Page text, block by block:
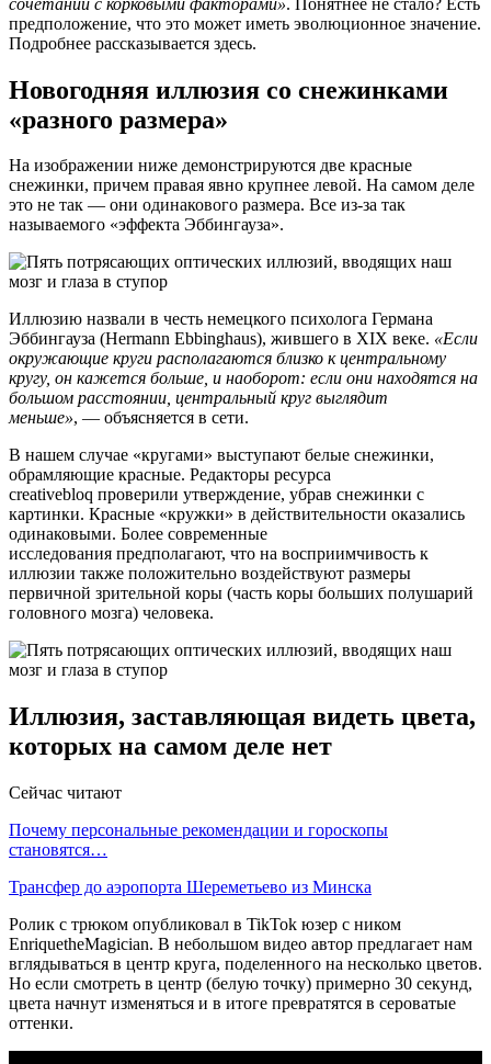
предположение, что это может иметь эволюционное значение.
Подробнее рассказывается здесь.
Новогодняя иллюзия со снежинками
«разного размера»
На изображении ниже демонстрируются две красные
снежинки, причем правая явно крупнее левой. На самом деле
это не так — они одинакового размера. Все из-за так
называемого «эффекта Эббингауза».
Иллюзию назвали в честь немецкого психолога Германа
Эббингауза (Hermann Ebbinghaus), жившего в XIX веке. «Если
окружающие круги располагаются близко к центральному
кругу, он кажется больше, и наоборот: если они находятся на
большом расстоянии, центральный круг выглядит
меньше», — объясняется в сети.
В нашем случае «кругами» выступают белые снежинки,
обрамляющие красные. Редакторы ресурса
creativebloq проверили утверждение, убрав снежинки с
картинки. Красные «кружки» в действительности оказались
одинаковыми. Более современные
исследования предполагают, что на восприимчивость к
иллюзии также положительно воздействуют размеры
первичной зрительной коры (часть коры больших полушарий
головного мозга) человека.
Иллюзия, заставляющая видеть цвета,
которых на самом деле нет
Сейчас читают
Почему персональные рекомендации и гороскопы
становятся…
Трансфер до аэропорта Шереметьево из Минска
Ролик с трюком опубликовал в TikTok юзер с ником
EnriquetheMagician. В небольшом видео автор предлагает нам
вглядываться в центр круга, поделенного на несколько цветов.
Но если смотреть в центр (белую точку) примерно 30 секунд,
цвета начнут изменяться и в итоге превратятся в сероватые
оттенки.